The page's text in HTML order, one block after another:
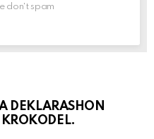
don't spam
DEKLARASHON